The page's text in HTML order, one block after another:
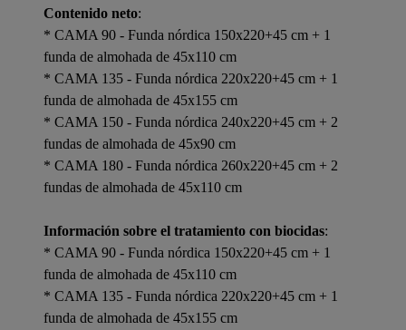
Contenido neto:
* CAMA 90 - Funda nórdica 150x220+45 cm + 1
funda de almohada de 45x110 cm
* CAMA 135 - Funda nórdica 220x220+45 cm + 1
funda de almohada de 45x155 cm
* CAMA 150 - Funda nórdica 240x220+45 cm + 2
fundas de almohada de 45x90 cm
* CAMA 180 - Funda nórdica 260x220+45 cm + 2
fundas de almohada de 45x110 cm
Información sobre el tratamiento con biocidas:
* CAMA 90 - Funda nórdica 150x220+45 cm + 1
funda de almohada de 45x110 cm
* CAMA 135 - Funda nórdica 220x220+45 cm + 1
funda de almohada de 45x155 cm